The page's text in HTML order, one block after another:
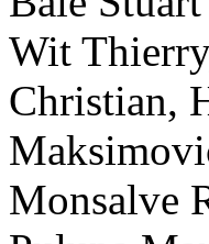
Wit Thierry
Christian,
Monsalve